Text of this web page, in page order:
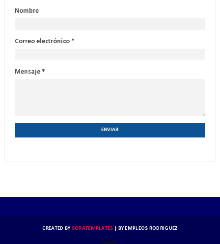
Nombre
Correo electrónico *
Mensaje *
CREATED BY SORATEMPLATES | BYEMPLEOS RODRIGUEZ